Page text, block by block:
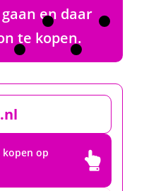
en daar
te kopen.
op
